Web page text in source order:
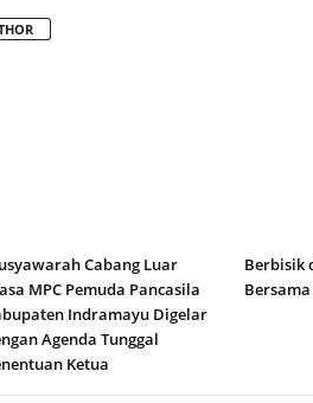
Cabang Luar
MPC Pemuda Pancasila
Indramayu Digelar
Agenda Tunggal
Ketua
Berbisik